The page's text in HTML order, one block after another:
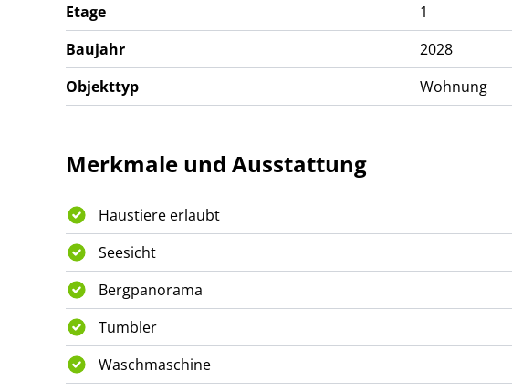
Etage
1
Baujahr
2028
Objekttyp
Wohnung
Merkmale und Ausstattung
Haustiere erlaubt
Seesicht
Bergpanorama
Tumbler
Waschmaschine